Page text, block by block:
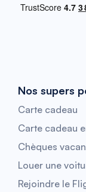
Nos supers
Carte cadeau
Carte cadeau
Chèques
Louer une
Rejoindre le